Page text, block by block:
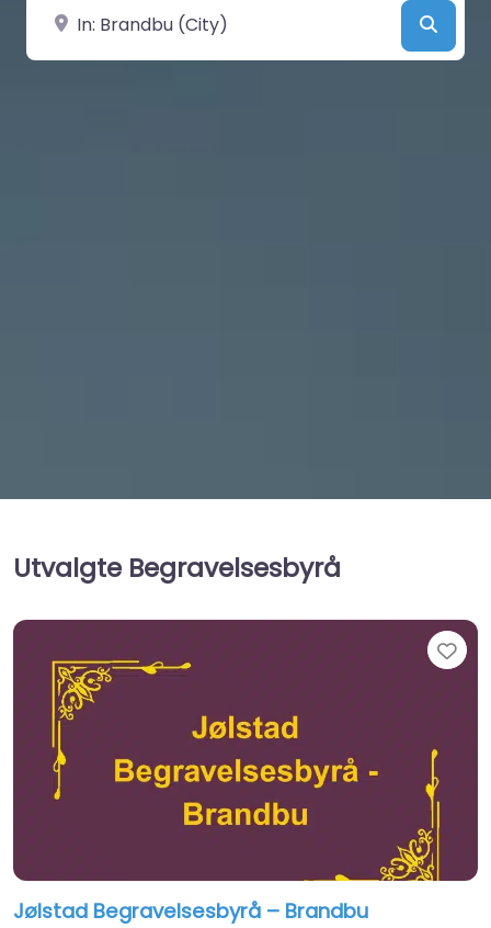
Velg by/sted
Utvalgte Begravelsesbyrå
Jølstad Begravelsesbyrå – Brandbu